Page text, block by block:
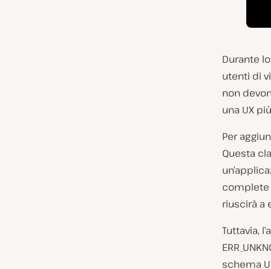
Durante lo
utenti di
non
una UX
Per
Questa
complete
riuscirà a
Tuttavia,
schema